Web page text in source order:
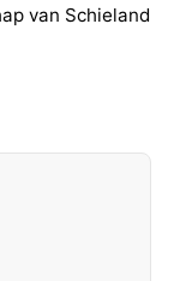
van Schieland